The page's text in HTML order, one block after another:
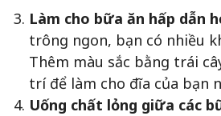
Làm cho bữa ăn hấp dẫn
trông ngon, bạn có nhiều
Thêm màu sắc bằng trái
trí để làm cho đĩa của bạn
Uống chất lỏng giữa các